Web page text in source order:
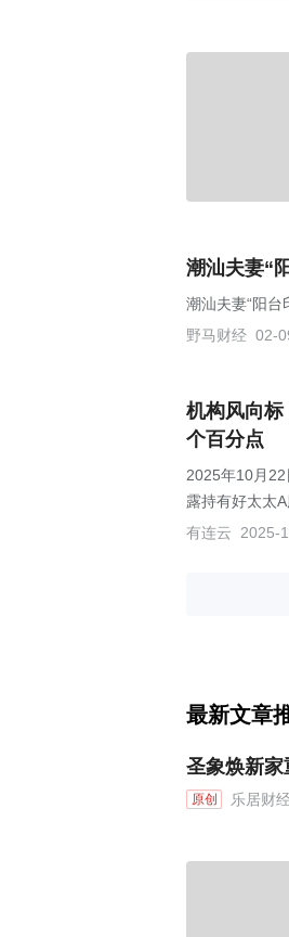
潮汕夫妻“
潮汕夫妻“阳台
野马财经 02-
机构风向
个百分点
2025年10月
露持有好太太
有连云
2025-
最新文章
圣象焕新家
原创 乐居财